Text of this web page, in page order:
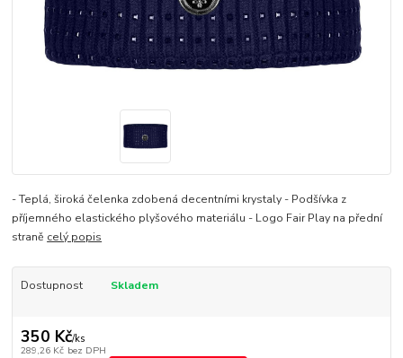
- Teplá, široká čelenka zdobená decentními krystaly - Podšívka z
příjemného elastického plyšového materiálu - Logo Fair Play na přední
straně celý popis
Dostupnost Skladem
350 Kč/ks
289,26 Kč bez DPH